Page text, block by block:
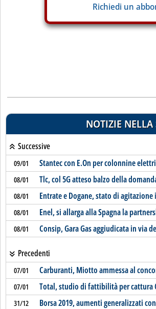
Richiedi un
NOTIZIE NELLA
Successive
09/01 Stantec con E.On per colonnine
08/01 Tlc, col 5G atteso balzo della
08/01 Entrate e Dogane, stato di
08/01 Enel, si allarga alla Spagna la
08/01 Consip, Gara Gas aggiudicata in via
Precedenti
07/01 Carburanti, Miotto ammessa al
07/01 Total, studio di fattibilità per cattura
31/12 Borsa 2019, aumenti generalizzati